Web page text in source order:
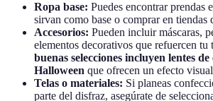
Ropa base: Puedes encontrar prendas
sirvan como base o comprar en tiendas
Accesorios: Pueden incluir máscaras,
elementos decorativos que refuercen tu
buenas selecciones incluyen lentes
Halloween que ofrecen un efecto
Telas o materiales: Si planeas
parte del disfraz, asegúrate de